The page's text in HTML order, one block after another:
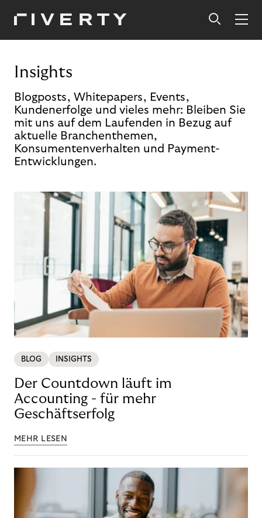
Insights
Blogposts, Whitepapers, Events,
Kundenerfolge und vieles mehr: Bleiben Sie
mit uns auf dem Laufenden in Bezug auf
aktuelle Branchenthemen,
Konsumentenverhalten und Payment-
Entwicklungen.
BLOG INSIGHTS
Der Countdown läuft im
Accounting - für mehr
Geschäftserfolg
MEHR LESEN